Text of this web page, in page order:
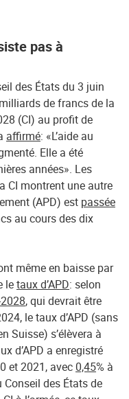
pas à
des États du 3 juin
de francs de la
(CI) au profit de
affirmé: «L’aide au
Elle a été
années». Les
CI montrent une autre
(APD) est passée
au cours des dix
même en baisse par
letaux d’APD: selon
, qui devrait être
le taux d’APD (sans
Suisse) s’élèvera à
d’APD a enregistré
et 2021, avec 0,45% à
des États de